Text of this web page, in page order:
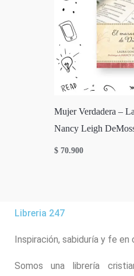
Mujer Verdadera –
Nancy Leigh
$ 70.900
Libreria 247
Inspiración, sabiduría y fe en
Somos una librería